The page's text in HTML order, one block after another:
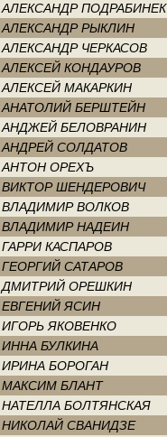
АЛЕКСАНДР ПОДРАБИНЕК
АЛЕКСАНДР РЫКЛИН
АЛЕКСАНДР ЧЕРКАСОВ
АЛЕКСЕЙ КОНДАУРОВ
АЛЕКСЕЙ МАКАРКИН
АНАТОЛИЙ БЕРШТЕЙН
АНДЖЕЙ БЕЛОВРАНИН
АНДРЕЙ СОЛДАТОВ
АНТОН ОРЕХЪ
ВИКТОР ШЕНДЕРОВИЧ
ВЛАДИМИР ВОЛКОВ
ВЛАДИМИР НАДЕИН
ГАРРИ КАСПАРОВ
ГЕОРГИЙ САТАРОВ
ДМИТРИЙ ОРЕШКИН
ЕВГЕНИЙ ЯСИН
ИГОРЬ ЯКОВЕНКО
ИННА БУЛКИНА
ИРИНА БОРОГАН
МАКСИМ БЛАНТ
НАТЕЛЛА БОЛТЯНСКАЯ
НИКОЛАЙ СВАНИДЗЕ